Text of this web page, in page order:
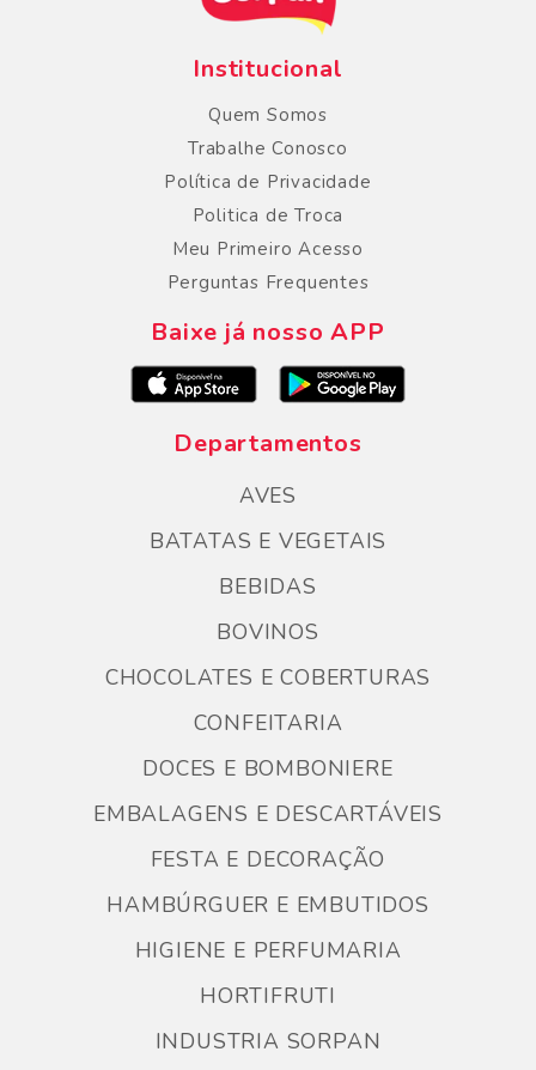
Institucional
Quem Somos
Trabalhe Conosco
Política de Privacidade
Politica de Troca
Meu Primeiro Acesso
Perguntas Frequentes
Baixe já nosso APP
Departamentos
AVES
BATATAS E VEGETAIS
BEBIDAS
BOVINOS
CHOCOLATES E COBERTURAS
CONFEITARIA
DOCES E BOMBONIERE
EMBALAGENS E DESCARTÁVEIS
FESTA E DECORAÇÃO
HAMBÚRGUER E EMBUTIDOS
HIGIENE E PERFUMARIA
HORTIFRUTI
INDUSTRIA SORPAN